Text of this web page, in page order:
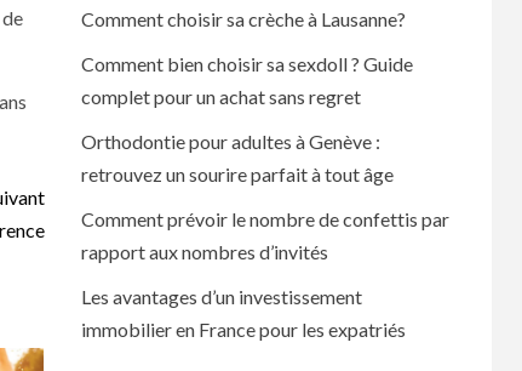
Comment choisir sa crèche à Lausanne?
Comment bien choisir sa sexdoll ? Guide
complet pour un achat sans regret
Orthodontie pour adultes à Genève :
retrouvez un sourire parfait à tout âge
Comment prévoir le nombre de confettis par
rapport aux nombres d’invités
Les avantages d’un investissement
immobilier en France pour les expatriés